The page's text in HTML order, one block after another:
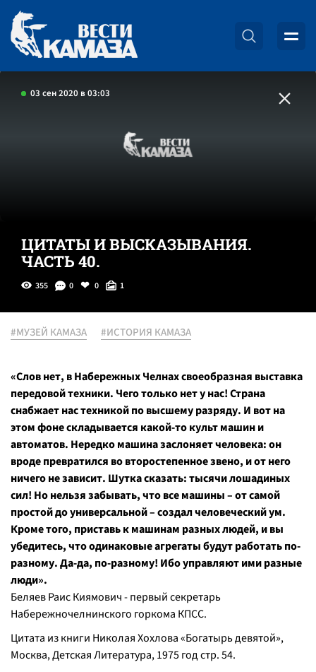
03 сен 2020 в 03:03
ЦИТАТЫ И ВЫСКАЗЫВАНИЯ.
ЧАСТЬ 40.
355 0 0 1
#МУЗЕЙ КАМАЗА #ИСТОРИЯ КАМАЗА
«Слов нет, в Набережных Челнах своеобразная выставка
передовой техники. Чего только нет у нас! Страна
снабжает нас техникой по высшему разряду. И вот на
этом фоне складывается какой-то культ машин и
автоматов. Нередко машина заслоняет человека: он
вроде превратился во второстепенное звено, и от него
ничего не зависит. Шутка сказать: тысячи лошадиных
сил! Но нельзя забывать, что все машины – от самой
простой до универсальной – создал человеческий ум.
Кроме того, приставь к машинам разных людей, и вы
убедитесь, что одинаковые агрегаты будут работать по-
разному. Да-да, по-разному! Ибо управляют ими разные
люди».
Беляев Раис Киямович - первый секретарь
Набережночелнинского горкома КПСС.
Цитата из книги Николая Хохлова «Богатырь девятой»,
Москва, Детская Литература, 1975 год стр. 54.